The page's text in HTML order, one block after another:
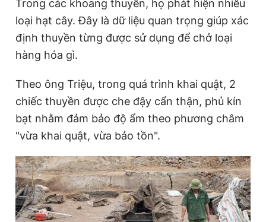
Trong các khoang thuyền, họ phát hiện nhiều
loại hạt cây. Đây là dữ liệu quan trọng giúp xác
định thuyền từng được sử dụng để chở loại
hàng hóa gì.
Theo ông Triệu, trong quá trình khai quật, 2
chiếc thuyền được che đậy cẩn thận, phủ kín
bạt nhằm đảm bảo độ ẩm theo phương châm
"vừa khai quật, vừa bảo tồn".